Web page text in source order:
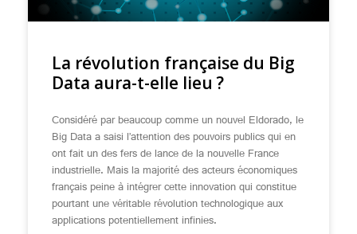
La révolution française du Big
Data aura-t-elle lieu ?
Considéré par beaucoup comme un nouvel Eldorado, le
Big Data a saisi l’attention des pouvoirs publics qui en
ont fait un des fers de lance de la nouvelle France
industrielle. Mais la majorité des acteurs économiques
français peine à intégrer cette innovation qui constitue
pourtant une véritable révolution technologique aux
applications potentiellement infinies.